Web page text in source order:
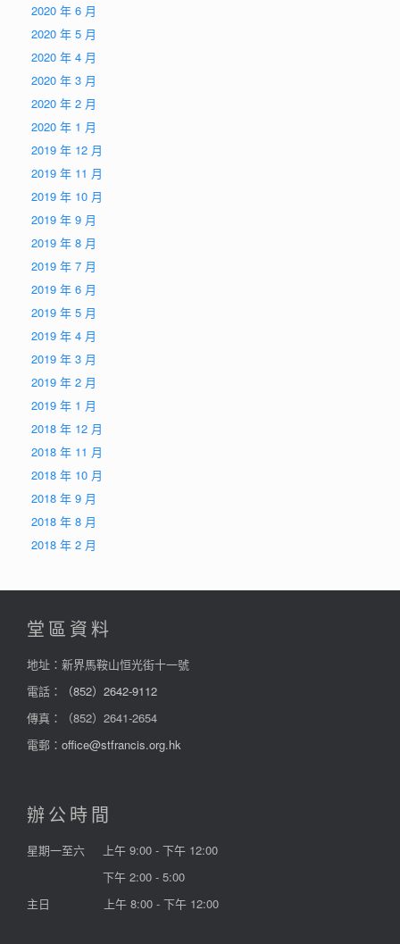
2020 年 6 月
2020 年 5 月
2020 年 4 月
2020 年 3 月
2020 年 2 月
2020 年 1 月
2019 年 12 月
2019 年 11 月
2019 年 10 月
2019 年 9 月
2019 年 8 月
2019 年 7 月
2019 年 6 月
2019 年 5 月
2019 年 4 月
2019 年 3 月
2019 年 2 月
2019 年 1 月
2018 年 12 月
2018 年 11 月
2018 年 10 月
2018 年 9 月
2018 年 8 月
2018 年 2 月
堂區資料
地址：新界馬鞍山恒光街十一號
電話：
（852）2642-9112
傳真：（852）2641-2654
電郵： office@stfrancis.org.hk
辦公時間
星期一至六
上午 9:00 - 下午 12:00
下午 2:00 - 5:00
主日
上午 8:00 - 下午 12:00